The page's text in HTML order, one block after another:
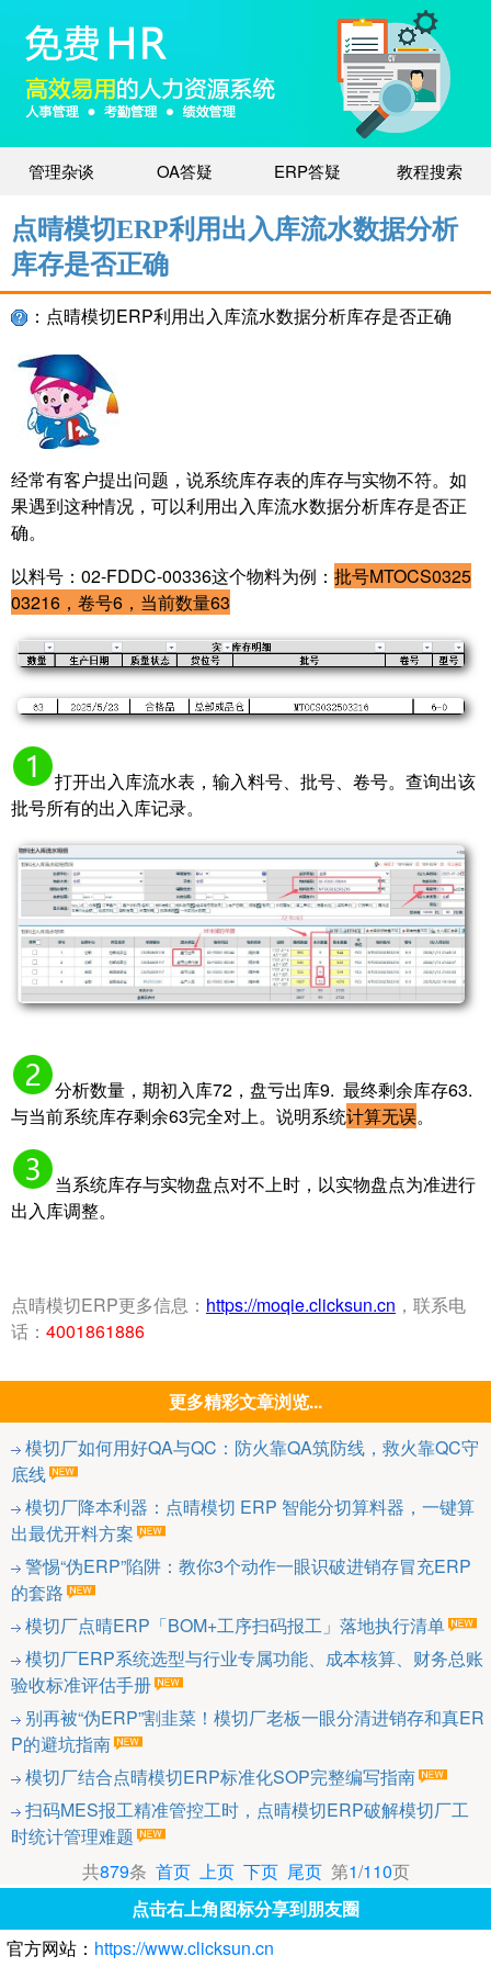
管理杂谈 OA答疑 ERP答疑 教程搜索
点晴模切ERP利用出入库流水数据分析
库存是否正确
：点晴模切ERP利用出入库流水数据分析库存是否正确
经常有客户提出问题，说系统库存表的库存与实物不符。如
果遇到这种情况，可以利用出入库流水数据分析库存是否正
确。
以料号：02-FDDC-00336这个物料为例： 批号MTOCS0325
03216，卷号6，当前数量63
打开出入库流水表，输入料号、批号、卷号。查询出该
批号所有的出入库记录。
分析数量，期初入库72，盘亏出库9. 最终剩余库存63.
与当前系统库存剩余63完全对上。说明系统计算无误。
​当系统库存与实物盘点对不上时，以实物盘点为准进行
出入库调整。
点晴模切ERP更多信息： https://moqie.clicksun.cn ，联系电
话： 4001861886
更多精彩文章浏览...
模切厂如何用好QA与QC：防火靠QA筑防线，救火靠QC守
底线
模切厂降本利器：点晴模切 ERP 智能分切算料器，一键算
出最优开料方案
警惕“伪ERP”陷阱：教你3个动作一眼识破进销存冒充ERP
的套路
模切厂点晴ERP「BOM+工序扫码报工」落地执行清单
模切厂ERP系统选型与行业专属功能、成本核算、财务总账
验收标准评估手册
别再被“伪ERP”割韭菜！模切厂老板一眼分清进销存和真ER
P的避坑指南
模切厂结合点晴模切ERP标准化SOP完整编写指南
扫码MES报工精准管控工时，点晴模切ERP破解模切厂工
时统计管理难题
共879条 首页 上页 下页 尾页第1/110页
点击右上角图标分享到朋友圈
官方网站： https://www.clicksun.cn